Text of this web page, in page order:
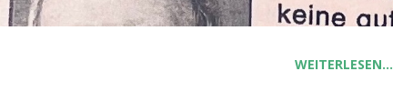
WEITERLESEN…